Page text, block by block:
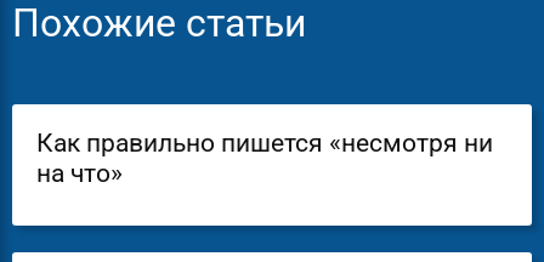
Похожие статьи
Как правильно пишется «несмотря ни
на что»